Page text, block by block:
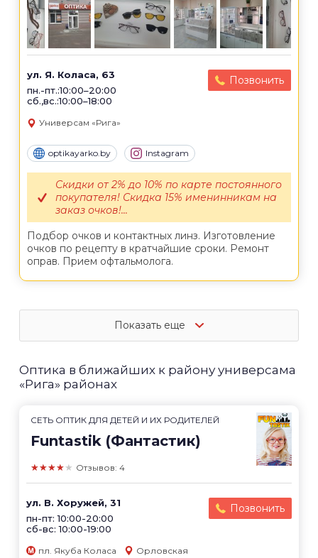
ул. Я. Коласа, 63
пн.-пт.:10:00–20:00
сб.,вс.:10:00–18:00
Позвонить
Универсам «Рига»
optikayarko.by Instagram
Подбор очков и контактных линз. Изготовление
очков по рецепту в кратчайшие сроки. Ремонт
оправ. Прием офтальмолога.
Скидки от 2% до 10% по карте постоянного
покупателя! Скидка 15% именинникам на
заказ очков!...
Показать еще
Оптика в ближайших к району универсама
«Рига» районах
СЕТЬ ОПТИК ДЛЯ ДЕТЕЙ И ИХ РОДИТЕЛЕЙ
Funtastik (Фантастик)
★★★★★ Отзывов: 4
ул. В. Хоружей, 31
пн-пт: 10:00-20:00
сб-вс: 10:00-19:00
Позвонить
пл. Якуба Коласа Орловская